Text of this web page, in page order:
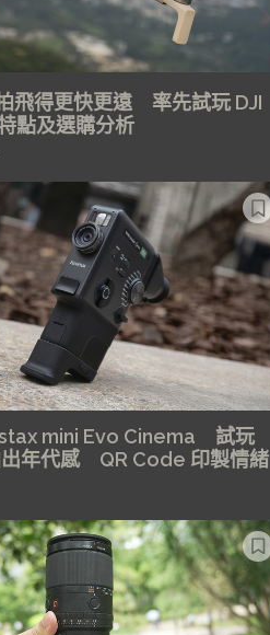
飛得更快更遠 率先試玩 DJI
點及選購分析
mini Evo Cinema 試玩
出年代感 QR Code 印製情緒